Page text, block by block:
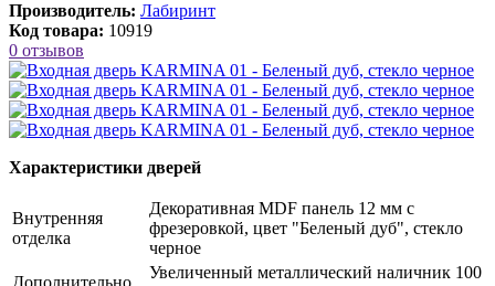
Производитель: Лабиринт
Код товара: 10919
0 отзывов
Характеристики дверей
Внутренняя
отделка
Декоративная MDF панель 12 мм с
фрезеровкой, цвет "Беленый дуб", стекло
черное
Увеличенный металлический наличник 100